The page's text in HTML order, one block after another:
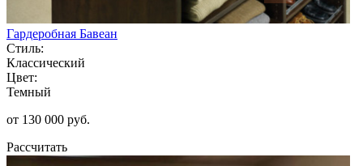
Гардеробная Бавеан
Стиль:
Классический
Цвет:
Темный
от 130 000 руб.
Рассчитать